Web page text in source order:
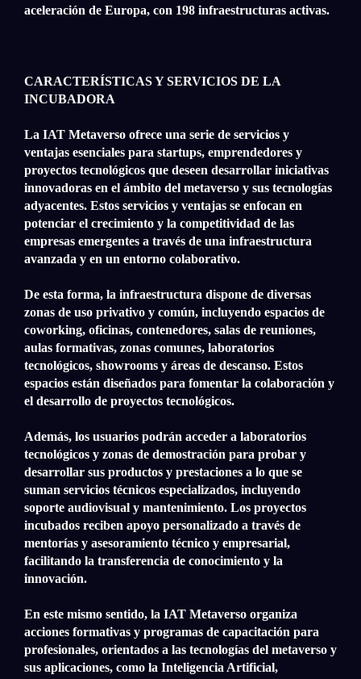
aceleración de Europa, con 198 infraestructuras activas.
CARACTERÍSTICAS Y SERVICIOS DE LA
INCUBADORA
La IAT Metaverso ofrece una serie de servicios y
ventajas esenciales para startups, emprendedores y
proyectos tecnológicos que deseen desarrollar iniciativas
innovadoras en el ámbito del metaverso y sus tecnologías
adyacentes. Estos servicios y ventajas se enfocan en
potenciar el crecimiento y la competitividad de las
empresas emergentes a través de una infraestructura
avanzada y en un entorno colaborativo.
De esta forma, la infraestructura dispone de diversas
zonas de uso privativo y común, incluyendo espacios de
coworking, oficinas, contenedores, salas de reuniones,
aulas formativas, zonas comunes, laboratorios
tecnológicos, showrooms y áreas de descanso. Estos
espacios están diseñados para fomentar la colaboración y
el desarrollo de proyectos tecnológicos.
Además, los usuarios podrán acceder a laboratorios
tecnológicos y zonas de demostración para probar y
desarrollar sus productos y prestaciones a lo que se
suman servicios técnicos especializados, incluyendo
soporte audiovisual y mantenimiento. Los proyectos
incubados reciben apoyo personalizado a través de
mentorías y asesoramiento técnico y empresarial,
facilitando la transferencia de conocimiento y la
innovación.
En este mismo sentido, la IAT Metaverso organiza
acciones formativas y programas de capacitación para
profesionales, orientados a las tecnologías del metaverso y
sus aplicaciones, como la Inteligencia Artificial,